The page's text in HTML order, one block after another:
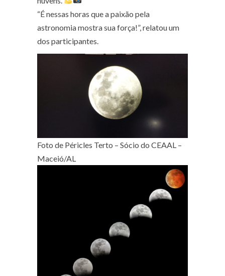
“É nessas horas que a paixão pela
astronomia mostra sua força!”, relatou um
dos participantes.
Foto de Péricles Terto – Sócio do CEAAL –
Maceió/AL